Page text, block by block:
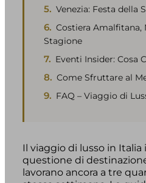
Venezia: Festa della
Costiera Amalfitana,
Stagione
Eventi Insider: Cosa
Come Sfruttare al
FAQ – Viaggio di
Il viaggio di lusso in
questione di
lavorano ancora a tre